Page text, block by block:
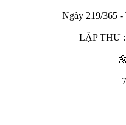
Ngày 219/365 -
LẬP THU :